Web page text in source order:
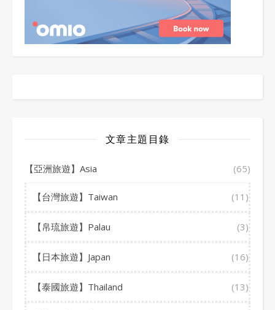
文章主題目錄
【亞洲旅遊】Asia (65)
【台灣旅遊】Taiwan (11)
【帛琉旅遊】Palau (3)
【日本旅遊】Japan (16)
【泰國旅遊】Thailand (13)